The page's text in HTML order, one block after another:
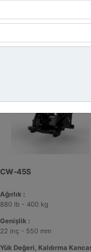
CW-45S
Ağırlık :
880 lb - 400 kg
Genişlik :
22 inç - 550 mm
Yük Değeri, Kaldırma